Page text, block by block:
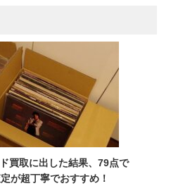
買取に出した結果、79点で
が超丁寧でおすすめ！